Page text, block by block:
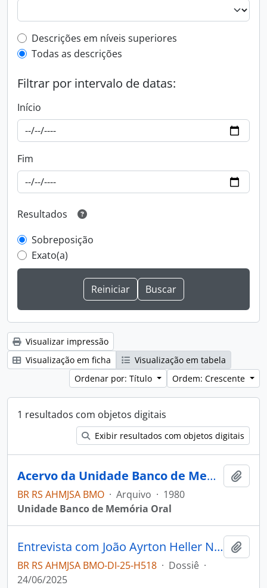
Filtro de descrição de nível superior
Descrições em níveis superiores
Todas as descrições
Filtrar por intervalo de datas:
Início
Fim
Resultados
Sobreposição
Exato(a)
Visualizar impressão
Visualização em ficha
Visualização em tabela
Ordenar por: Título
Ordem: Crescente
1 resultados com objetos digitais
Exibir resultados com objetos digitais
Acervo da Unidade Banco de Memória Oral
BR RS AHMJSA BMO · Arquivo · 1980
Unidade Banco de Memória Oral
Entrevista com João Ayrton Heller Netto
BR RS AHMJSA BMO-DI-25-H518 · Dossiê ·
24/06/2025